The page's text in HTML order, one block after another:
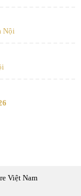
Nội
Việt Nam